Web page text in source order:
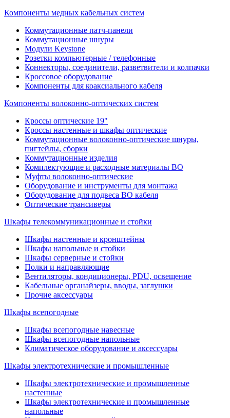
Компоненты медных кабельных систем
Коммутационные патч-панели
Коммутационные шнуры
Модули Keystone
Розетки компьютерные / телефонные
Коннекторы, соединители, разветвители и колпачки
Кроссовое оборудование
Компоненты для коаксиального кабеля
Компоненты волоконно-оптических систем
Кроссы оптические 19"
Кроссы настенные и шкафы оптические
Коммутационные волоконно-оптические шнуры,
пигтейлы, сборки
Коммутационные изделия
Комплектующие и расходные материалы ВО
Муфты волоконно-оптические
Оборудование и инструменты для монтажа
Оборудование для подвеса ВО кабеля
Оптические трансиверы
Шкафы телекоммуникационные и стойки
Шкафы настенные и кронштейны
Шкафы напольные и стойки
Шкафы серверные и стойки
Полки и направляющие
Вентиляторы, кондиционеры, PDU, освещение
Кабельные органайзеры, вводы, заглушки
Прочие аксеcсуары
Шкафы всепогодные
Шкафы всепогодные навесные
Шкафы всепогодные напольные
Климатическое оборудование и аксессуары
Шкафы электротехнические и промышленные
Шкафы электротехнические и промышленные
настенные
Шкафы электротехнические и промышленные
напольные